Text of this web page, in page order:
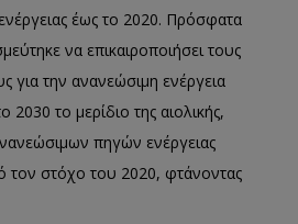
έως το 2020. Πρόσφατα
να επικαιροποιήσει τους
για την ανανεώσιμη ενέργεια
2030 το μερίδιο της αιολικής,
πηγών ενέργειας
τον στόχο του 2020, φτάνοντας